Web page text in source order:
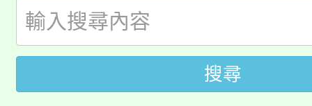
開!
115年桃園市運動會8/
田徑場及游泳池舉行。
桃園市低收入戶享有免
視費優惠，中低收入戶
大園自造教育及科技
搜尋